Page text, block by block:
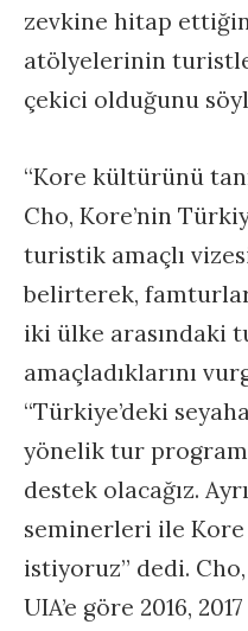
zevkine hitap
atölyelerinin
çekici olduğunu
“Kore kültürünü
Cho, Kore’nin
turistik amaçlı
belirterek,
iki ülke arasındaki
amaçladıklarını
“Türkiye’deki
yönelik tur
destek olacağız.
seminerleri ile
istiyoruz” dedi.
UIA’e göre 2016,